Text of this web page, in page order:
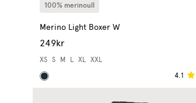
100% merinoull
Merino Light Boxer W
249kr
XS S M L XL
XXL
4.1